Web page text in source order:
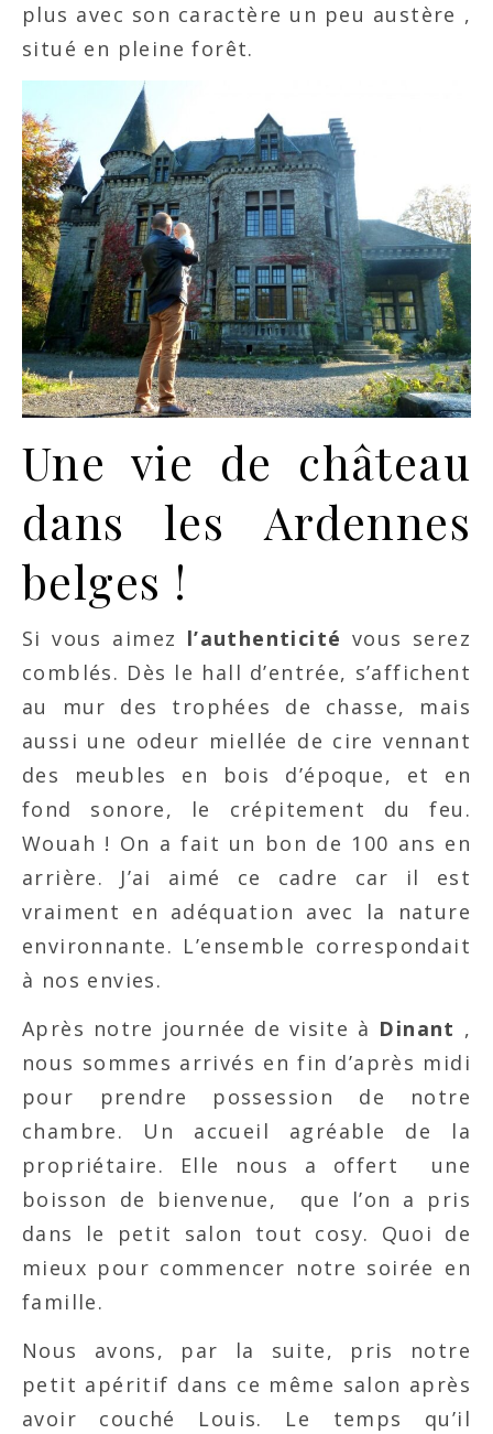
plus avec son caractère un peu austère ,
situé en pleine forêt.
Une vie de château
dans les Ardennes
belges !
Si vous aimez l’authenticité vous serez
comblés. Dès le hall d’entrée, s’affichent
au mur des trophées de chasse, mais
aussi une odeur miellée de cire vennant
des meubles en bois d’époque, et en
fond sonore, le crépitement du feu.
Wouah ! On a fait un bon de 100 ans en
arrière. J’ai aimé ce cadre car il est
vraiment en adéquation avec la nature
environnante. L’ensemble correspondait
à nos envies.
Après notre journée de visite à Dinant ,
nous sommes arrivés en fin d’après midi
pour prendre possession de notre
chambre. Un accueil agréable de la
propriétaire. Elle nous a offert une
boisson de bienvenue, que l’on a pris
dans le petit salon tout cosy. Quoi de
mieux pour commencer notre soirée en
famille.
Nous avons, par la suite, pris notre
petit apéritif dans ce même salon après
avoir couché Louis. Le temps qu’il